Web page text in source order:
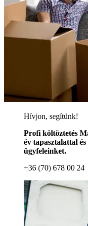
Hívjon, segítünk!
Profi költöztetés
év tapasztalattal
ügyfeleinket.
+36 (70) 678 00 24